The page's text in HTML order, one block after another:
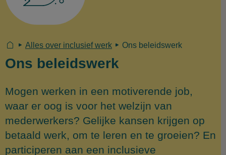
U bent hier
Alles over inclusief werk Ons beleidswerk
Ons beleidswerk
Mogen werken in een motiverende job,
waar er oog is voor het welzijn van
mederwerkers? Gelijke kansen krijgen op
betaald werk, om te leren en te groeien? En
participeren aan een inclusieve